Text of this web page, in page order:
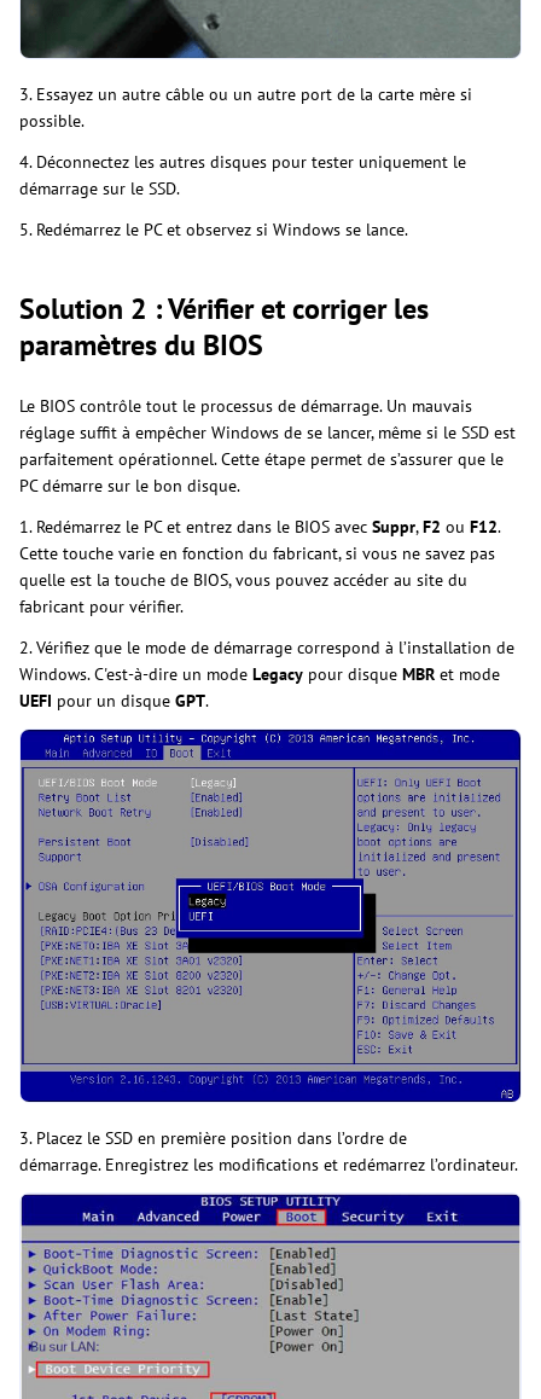
3. Essayez un autre câble ou un autre port de la carte mère si
possible.
4. Déconnectez les autres disques pour tester uniquement le
démarrage sur le SSD.
5. Redémarrez le PC et observez si Windows se lance.
Solution 2 : Vérifier et corriger les
paramètres du BIOS
Le BIOS contrôle tout le processus de démarrage. Un mauvais
réglage suffit à empêcher Windows de se lancer, même si le SSD est
parfaitement opérationnel. Cette étape permet de s’assurer que le
PC démarre sur le bon disque.
1. Redémarrez le PC et entrez dans le BIOS avec Suppr,F2 ou F12.
Cette touche varie en fonction du fabricant, si vous ne savez pas
quelle est la touche de BIOS, vous pouvez accéder au site du
fabricant pour vérifier.
2. Vérifiez que le mode de démarrage correspond à l’installation de
Windows. C'est-à-dire un mode Legacy pour disque MBR et mode
UEFI pour un disque GPT.
3. Placez le SSD en première position dans l’ordre de
démarrage. Enregistrez les modifications et redémarrez l’ordinateur.